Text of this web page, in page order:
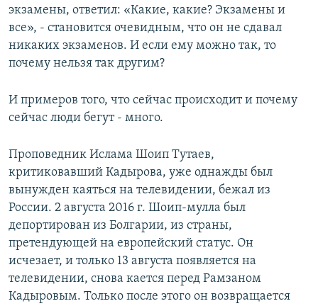
экзамены, ответил: «Какие, какие? Экзамены и
все», - становится очевидным, что он не сдавал
никаких экзаменов. И если ему можно так, то
почему нельзя так другим?
И примеров того, что сейчас происходит и почему
сейчас люди бегут - много.
Проповедник Ислама Шоип Тутаев,
критиковавший Кадырова, уже однажды был
вынужден каяться на телевидении, бежал из
России. 2 августа 2016 г. Шоип-мулла был
депортирован из Болгарии, из страны,
претендующей на европейский статус. Он
исчезает, и только 13 августа появляется на
телевидении, снова кается перед Рамзаном
Кадыровым. Только после этого он возвращается